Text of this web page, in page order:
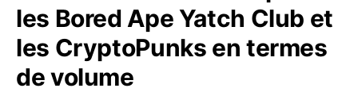
les Bored Ape Yatch Club et
les CryptoPunks en termes
de volume